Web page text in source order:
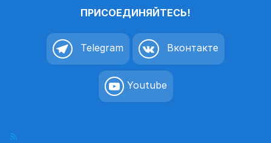
ПРИСОЕДИНЯЙТЕСЬ!
Telegram Вконтакте
Youtube